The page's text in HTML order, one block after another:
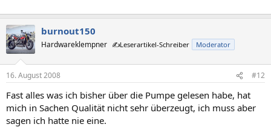
burnout150
Hardwareklempner ✍️Leserartikel-Schreiber Moderator
16. August 2008 #12
Fast alles was ich bisher über die Pumpe gelesen habe, hat
mich in Sachen Qualität nicht sehr überzeugt, ich muss aber
sagen ich hatte nie eine.